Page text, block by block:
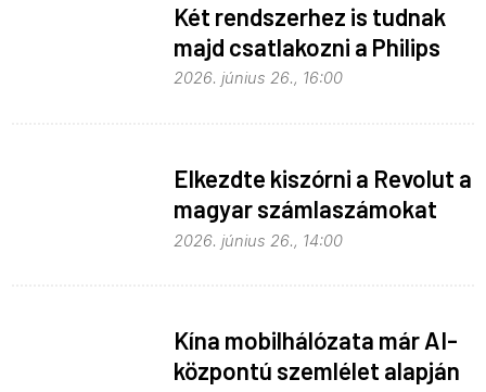
Két rendszerhez is tudnak
majd csatlakozni a Philips
Hue égők
2026. június 26., 16:00
Elkezdte kiszórni a Revolut a
magyar számlaszámokat
2026. június 26., 14:00
Kína mobilhálózata már AI-
központú szemlélet alapján